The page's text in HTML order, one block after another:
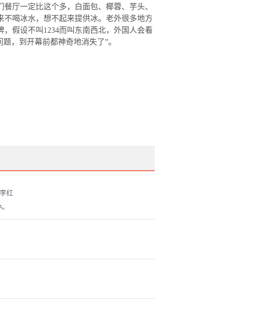
厅一定比这个多，白面包、椰蓉、芋头、
喝冰水，想不起来提供冰。老外很多地方
，假设不叫 1234而叫东南西北，外国人会看
，到开幕前都神奇地消失了”。
红